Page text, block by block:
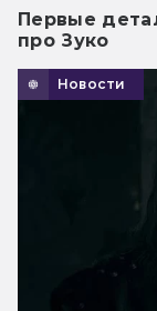
Первые
про Зуко
Новости